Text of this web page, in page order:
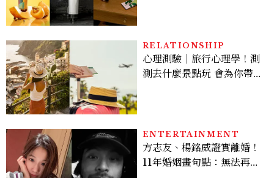
RELATIONSHIP
心理測驗｜旅行心理學！測
測去什麼景點玩 會為你帶來
ENTERTAINMENT
方志友、楊銘威證實離婚！
11年婚姻畫句點：無法再做